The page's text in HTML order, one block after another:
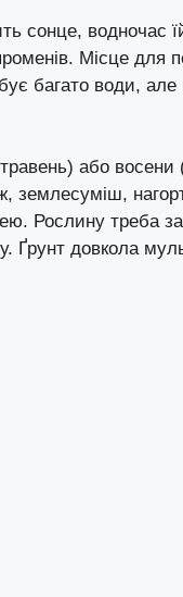
сонце, водночас
Місце для
багато води, але
або
Рослину треба
Ґрунт довкола